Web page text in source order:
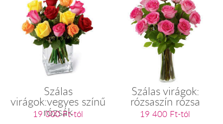
Szálas
virágok:vegyes színű
rózsák
19 000 Ft-tól
Szálas virágok:
rózsaszín rózsa
19 400 Ft-tól